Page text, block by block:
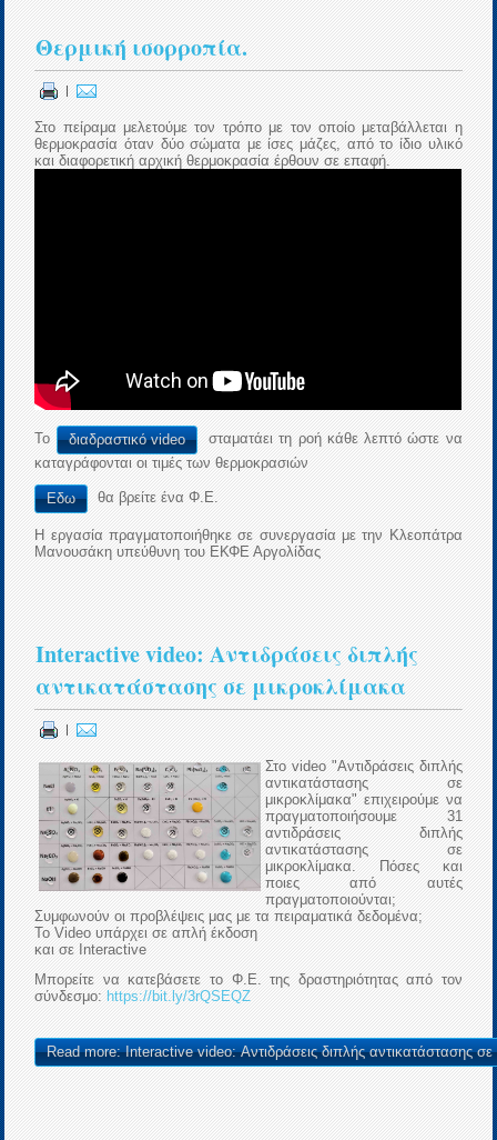
Θερμική ισορροπία.
|
Στο πείραμα μελετούμε τον τρόπο με τον οποίο μεταβάλλεται η
θερμοκρασία όταν δύο σώματα με ίσες μάζες, από το ίδιο υλικό
και διαφορετική αρχική θερμοκρασία έρθουν σε επαφή.
Το διαδραστικό video
σταματάει τη ροή κάθε λεπτό ώστε να
καταγράφονται οι τιμές των θερμοκρασιών
Εδω θα βρείτε ένα Φ.Ε.
Η εργασία πραγματοποιήθηκε σε συνεργασία με την Κλεοπάτρα
Μανουσάκη υπεύθυνη του ΕΚΦΕ Αργολίδας
Interactive video: Αντιδράσεις διπλής
αντικατάστασης σε μικροκλίμακα
|
Στο video "Αντιδράσεις διπλής
αντικατάστασης σε
μικροκλίμακα" επιχειρούμε να
πραγματοποιήσουμε 31
αντιδράσεις διπλής
αντικατάστασης σε
μικροκλίμακα. Πόσες και
ποιες από αυτές
πραγματοποιούνται;
Συμφωνούν οι προβλέψεις μας με τα πειραματικά δεδομένα;
To Video υπάρχει σε απλή έκδοση
και σε Interactive
Μπορείτε να κατεβάσετε το Φ.Ε. της δραστηριότητας από τον
σύνδεσμο: https://bit.ly/3rQSEQZ
Read more: Interactive video: Αντιδράσεις διπλής αντικατάστασης σε